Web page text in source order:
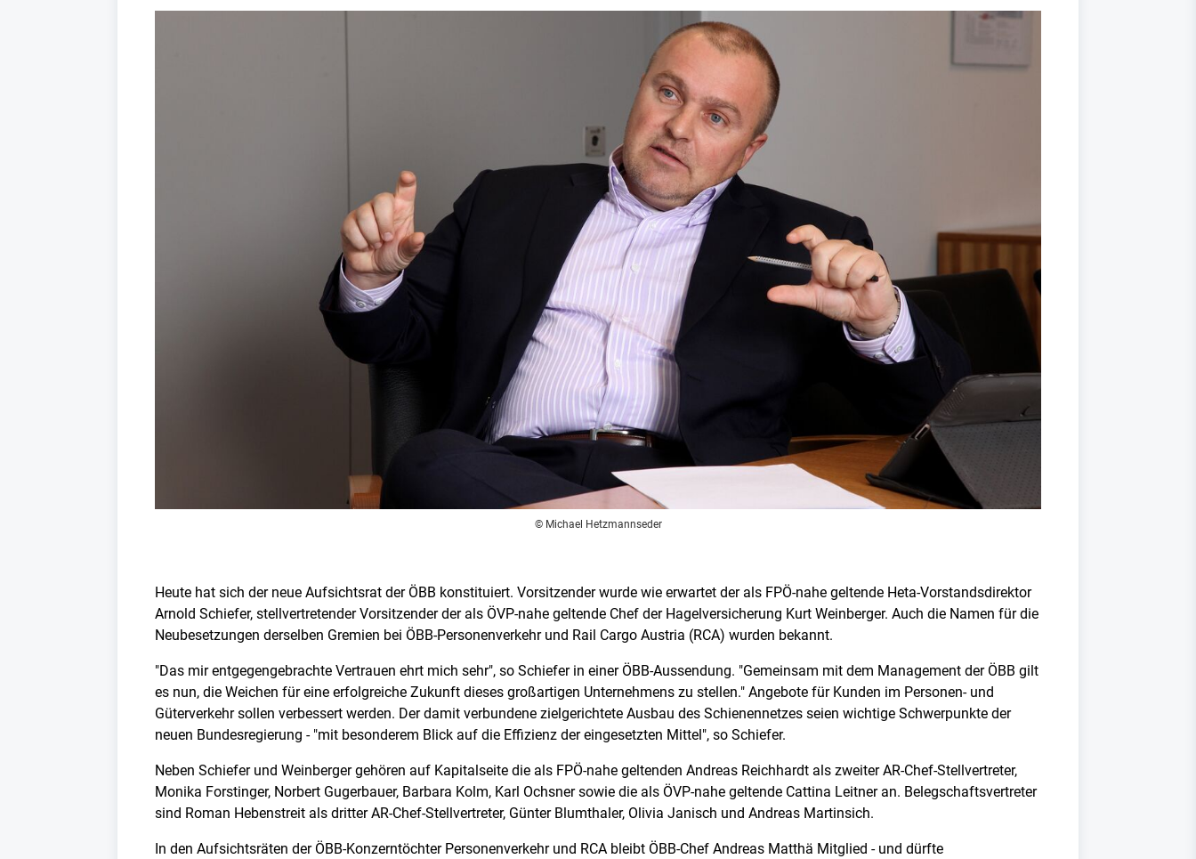
© Michael Hetzmannseder
Heute hat sich der neue Aufsichtsrat der ÖBB konstituiert. Vorsitzender wurde wie erwartet der als FPÖ-nahe geltende Heta-Vorstandsdirektor
Arnold Schiefer, stellvertretender Vorsitzender der als ÖVP-nahe geltende Chef der Hagelversicherung Kurt Weinberger. Auch die Namen für die
Neubesetzungen derselben Gremien bei ÖBB-Personenverkehr und Rail Cargo Austria (RCA) wurden bekannt.
"Das mir entgegengebrachte Vertrauen ehrt mich sehr", so Schiefer in einer ÖBB-Aussendung. "Gemeinsam mit dem Management der ÖBB gilt
es nun, die Weichen für eine erfolgreiche Zukunft dieses großartigen Unternehmens zu stellen." Angebote für Kunden im Personen- und
Güterverkehr sollen verbessert werden. Der damit verbundene zielgerichtete Ausbau des Schienennetzes seien wichtige Schwerpunkte der
neuen Bundesregierung - "mit besonderem Blick auf die Effizienz der eingesetzten Mittel", so Schiefer.
Neben Schiefer und Weinberger gehören auf Kapitalseite die als FPÖ-nahe geltenden Andreas Reichhardt als zweiter AR-Chef-Stellvertreter,
Monika Forstinger, Norbert Gugerbauer, Barbara Kolm, Karl Ochsner sowie die als ÖVP-nahe geltende Cattina Leitner an. Belegschaftsvertreter
sind Roman Hebenstreit als dritter AR-Chef-Stellvertreter, Günter Blumthaler, Olivia Janisch und Andreas Martinsich.
In den Aufsichtsräten der ÖBB-Konzerntöchter Personenverkehr und RCA bleibt ÖBB-Chef Andreas Matthä Mitglied - und dürfte